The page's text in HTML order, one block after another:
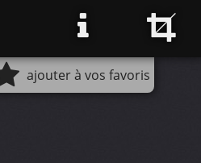
ajouter à vos favoris